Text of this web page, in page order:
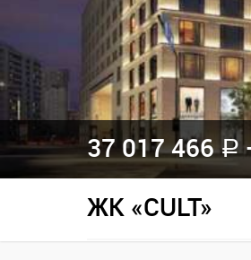
37 017 466a
ЖК «CULT»